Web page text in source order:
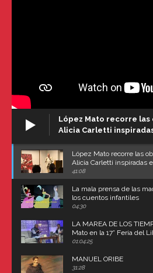
López Mato recorre las
Alicia Carletti
López Mato recorre las
Alicia Carletti inspiradas
Carroll
41:08
La mala prensa de las
los cuentos infantiles
04:30
LA MAREA DE LOS
Mato en la 17° Feria del
(Uruguay)
01:04:25
MANUEL ORIBE
31:28